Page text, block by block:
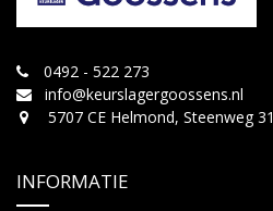
0492 - 522 273
info@keurslagergoossens.nl
5707 CE Helmond, Steenweg 31
INFORMATIE